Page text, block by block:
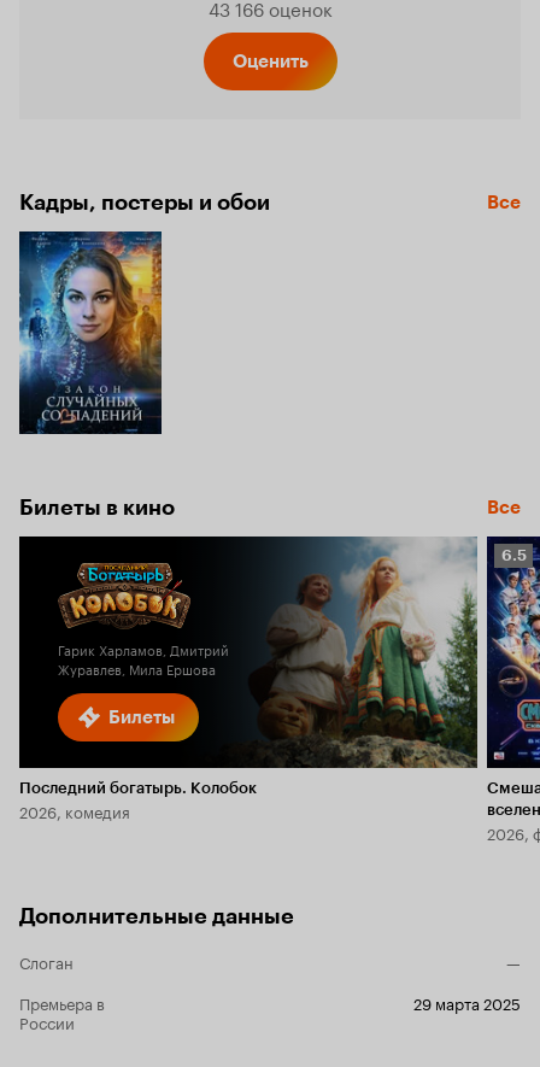
6.6
43 166 оценок
Оценить
Кадры, постеры и обои Все
Билеты в кино Все
Билеты
Гарик Харламов, Дмитрий
Журавлев, Мила Ершова
Последний богатырь. Колобок
2026, комедия
6.5
6.5
2026,
Дополнительные данные
Слоган
—
Премьера в
России
29 марта 2025